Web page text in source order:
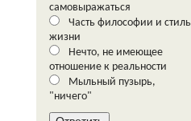
самовыражаться
Часть философии и стиль
жизни
Нечто, не имеющее
отношение к реальности
Мыльный пузырь,
"ничего"